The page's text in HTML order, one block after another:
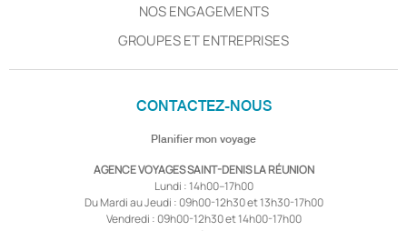
NOS ENGAGEMENTS
GROUPES ET ENTREPRISES
CONTACTEZ-NOUS
Planifier mon voyage
AGENCE VOYAGES SAINT-DENIS LA RÉUNION
Lundi : 14h00–17h00
Du Mardi au Jeudi : 09h00-12h30 et 13h30-17h00
Vendredi : 09h00-12h30 et 14h00-17h00